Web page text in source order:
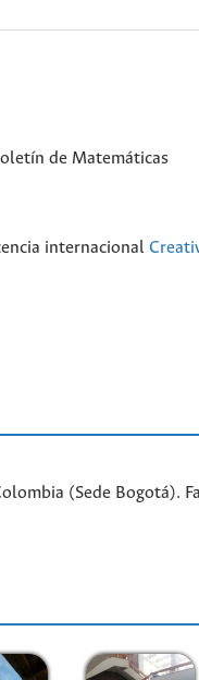
de Matemáticas
internacional
(Sede Bogotá).